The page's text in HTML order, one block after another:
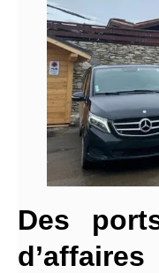
Des